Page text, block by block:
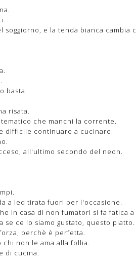
e la tenda bianca cambia
basta.
risata.
che manchi la corrente.
difficile continuare a cucinare.
all'ultimo secondo del neon.
a led tirata fuori per l'occasione.
in casa di non fumatori si fa fatica
ce lo siamo gustato, questo piatto.
perchè è perfetta.
non le ama alla follia.
di cucina.